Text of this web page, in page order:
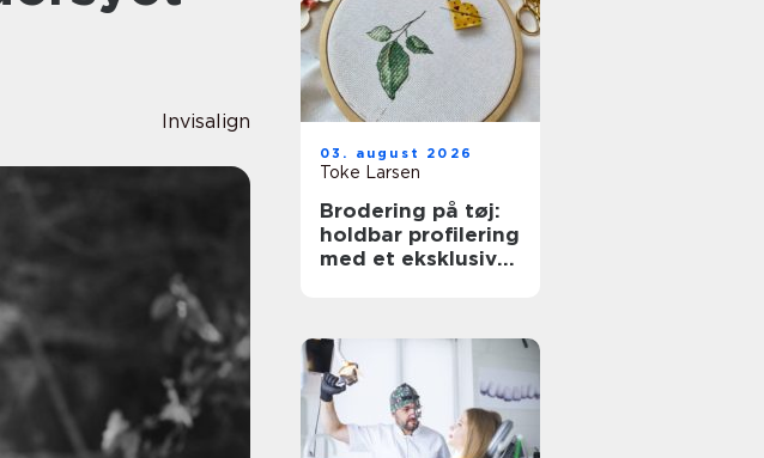
Invisalign
03. august 2026
Toke Larsen
Brodering på tøj:
holdbar profilering
med et eksklusivt